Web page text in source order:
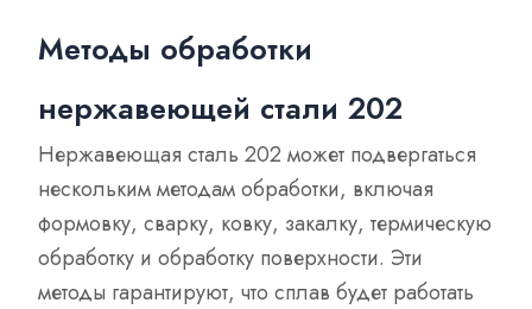
Методы обработки
нержавеющей стали 202
Нержавеющая сталь 202 может подвергаться
нескольким методам обработки, включая
формовку, сварку, ковку, закалку, термическую
обработку и обработку поверхности. Эти
методы гарантируют, что сплав будет работать